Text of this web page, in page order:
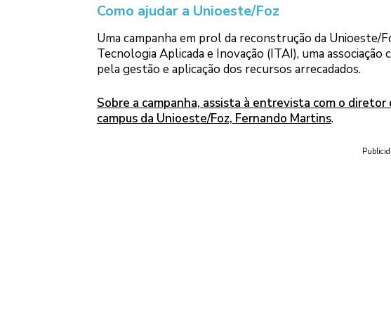
Como ajudar a Unioeste/Foz
Uma campanha em prol da reconstrução da
Tecnologia Aplicada e Inovação (ITAI), uma
pela gestão e aplicação dos recursos arrecadados.
Sobre a campanha, assista à entrevista com o
campus da Unioeste/Foz, Fernando Martins.